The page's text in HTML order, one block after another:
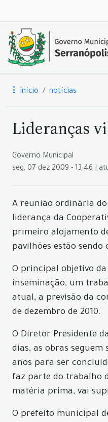
início notícias
Lideranças
Governo Municipal
seg, 07 dez 2009 - 13:46 |
A reunião ordinária
liderança da
primeiro alojamento
pavilhões estão
O principal objetivo
inseminação, um
atual, a previsão da
de dezembro de 2010.
O Diretor Presidente
dias, as obras
anos para ser
faz parte do trabalho
matéria prima, vai
O prefeito municipal